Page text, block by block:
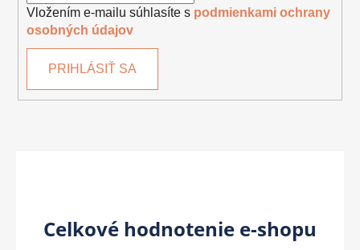
Vložením e-mailu súhlasíte s podmienkami ochrany
osobných údajov
PRIHLÁSIŤ SA
Celkové hodnotenie e-shopu